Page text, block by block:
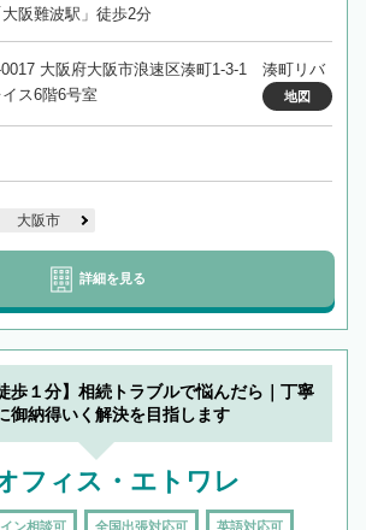
阪難波駅」徒歩2分
大阪府大阪市浪速区湊町1-3-1 湊町リバ
ス6階6号室
地図
大阪市
詳細を見る
歩１分】相続トラブルで悩んだら｜丁寧
御納得いく解決を目指します
フィス・エトワレ
ン相談可 全国出張対応可 英語対応可